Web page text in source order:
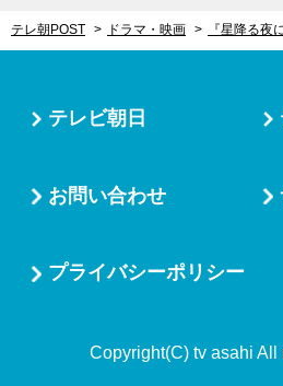
テレ朝POST ドラマ・映画
テレビ朝日
お問い合わせ
プライバシーポリシー
Copyright(C) tv asahi All